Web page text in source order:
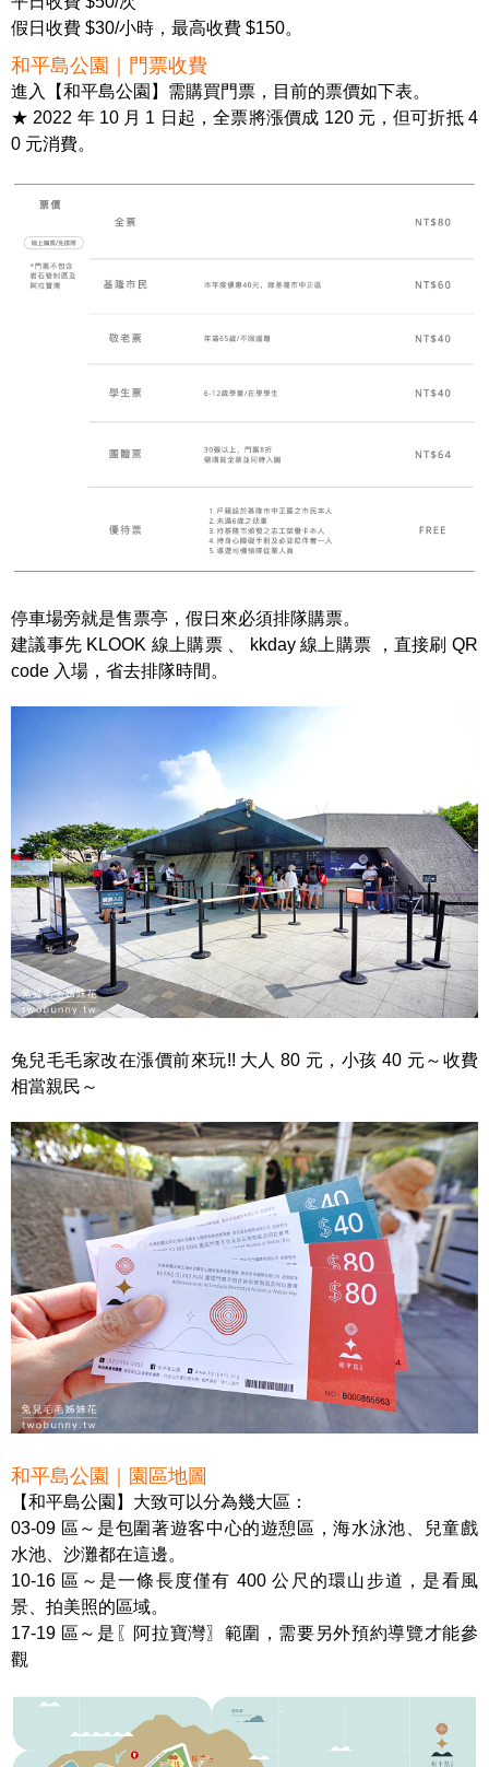
假日收費 $30/小時，最高收費 $150。
和平島公園｜門票收費
進入【和平島公園】需購買門票，目前的票價如下表。
★ 2022 年 10 月 1 日起，全票將漲價成 120 元，但可折抵 4
0 元消費。
停車場旁就是售票亭，假日來必須排隊購票。
建議事先 KLOOK 線上購票 、 kkday 線上購票 ，直接刷 QR
code 入場，省去排隊時間。
兔兒毛毛家改在漲價前來玩!! 大人 80 元，小孩 40 元～收費
相當親民～
和平島公園｜園區地圖
【和平島公園】大致可以分為幾大區：
03-09 區～是包圍著遊客中心的遊憩區，海水泳池、兒童戲
水池、沙灘都在這邊。
10-16 區～是一條長度僅有 400 公尺的環山步道，是看風
景、拍美照的區域。
17-19 區～是〖阿拉寶灣〗範圍，需要另外預約導覽才能參
觀